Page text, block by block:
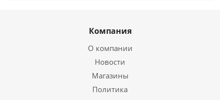
Компания
О компании
Новости
Магазины
Политика